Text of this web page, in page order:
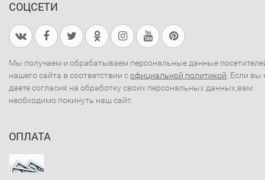
СОЦСЕТИ
Мы получаем и обрабатываем персональные данные
нашего сайта в соответствии софициальной политикой . Если вы
даете согласия на обработку своих персональных данных,вам
необходимо покинуть наш сайт.
ОПЛАТА